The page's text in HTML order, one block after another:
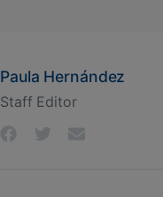
Paula Hernández
Staff Editor